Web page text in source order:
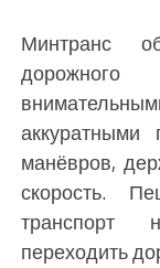
Минтранс
дорожного
аккуратными
манёвров,
скорость.
транспорт
переходить